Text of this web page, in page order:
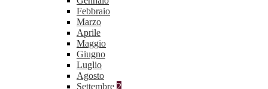
Febbraio
Marzo
Aprile
Maggio
Giugno
Luglio
Agosto
Settembre 2